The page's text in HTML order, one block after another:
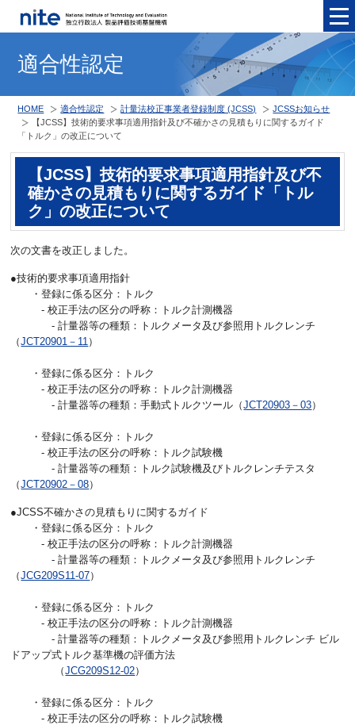
適合性認定
HOME 適合性認定 計量法校正事業者登録制度 (JCSS)
JCSSお知らせ
【JCSS】技術的要求事項適用指針及び不確かさの見積もりに関するガイド
「トルク」の改正について
【JCSS】技術的要求事項適用指針及び不
確かさの見積もりに関するガイド「トル
ク」の改正について
次の文書を改正しました。
●技術的要求事項適用指針
・登録に係る区分：トルク
- 校正手法の区分の呼称：トルク計測機器
- 計量器等の種類：トルクメータ及び参照用トルクレンチ
（JCT20901－11）
・登録に係る区分：トルク
- 校正手法の区分の呼称：トルク計測機器
- 計量器等の種類：手動式トルクツール（JCT20903－03）
・登録に係る区分：トルク
- 校正手法の区分の呼称：トルク試験機
- 計量器等の種類：トルク試験機及びトルクレンチテスタ
（JCT20902－08）
●JCSS不確かさの見積もりに関するガイド
・登録に係る区分：トルク
- 校正手法の区分の呼称：トルク計測機器
- 計量器等の種類：トルクメータ及び参照用トルクレンチ
（JCG209S11-07）
・登録に係る区分：トルク
- 校正手法の区分の呼称：トルク計測機器
- 計量器等の種類：トルクメータ及び参照用トルクレンチ ビル
ドアップ式トルク基準機の評価方法
（JCG209S12-02）
・登録に係る区分：トルク
- 校正手法の区分の呼称：トルク試験機